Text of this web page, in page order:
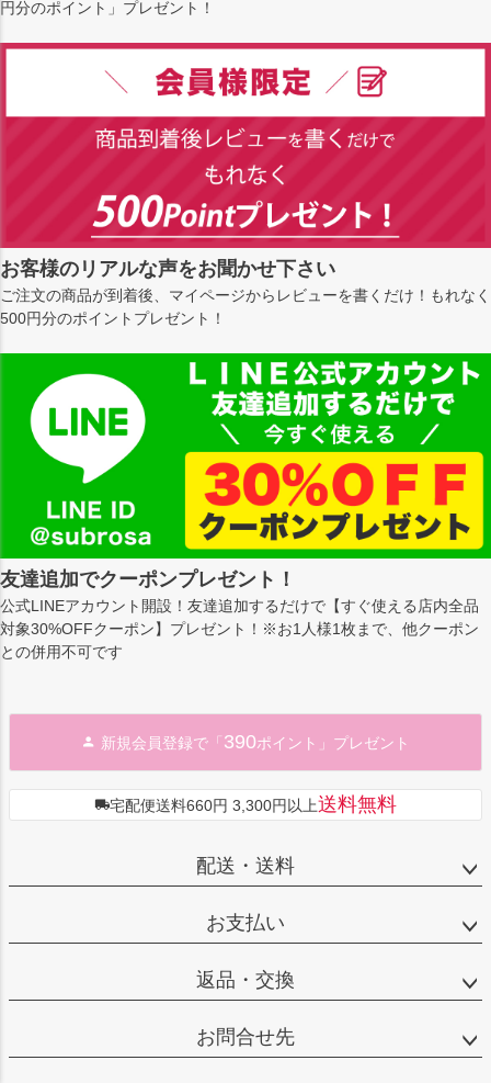
円分のポイント」プレゼント！
お客様のリアルな声をお聞かせ下さい
ご注文の商品が到着後、マイページからレビューを書くだけ！もれなく
500円分のポイントプレゼント！
友達追加でクーポンプレゼント！
公式LINEアカウント開設！友達追加するだけで【すぐ使える店内全品
対象30%OFFクーポン】プレゼント！※お1人様1枚まで、他クーポン
との併用不可です
新規会員登録で「390ポイント」プレゼント
宅配便送料660円 3,300円以上送料無料
配送・送料
お支払い
返品・交換
お問合せ先